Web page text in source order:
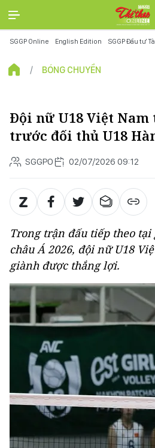
SGGP Online English Edition SGGP Đầu tư
BÓNG CHUYỀN
Đội nữ U18 Việt Nam
trước đối thủ U18
SGGPO 02/07/2026 09:12
Trong trận đấu tiếp theo tại
châu Á 2026, đội nữ U18
giành được thắng lợi.